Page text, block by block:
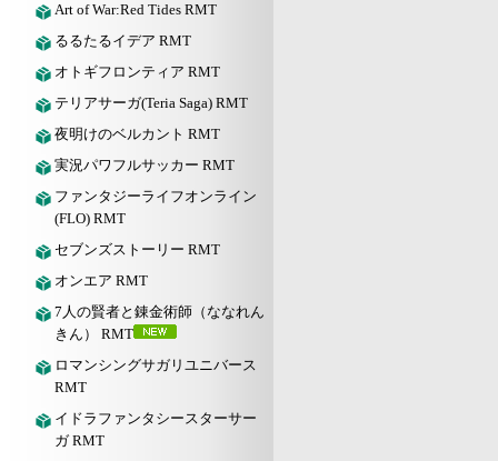
Art of War:Red Tides RMT
るるたるイデア RMT
オトギフロンティア RMT
テリアサーガ(Teria Saga) RMT
夜明けのベルカント RMT
実況パワフルサッカー RMT
ファンタジーライフオンライン
(FLO) RMT
セブンズストーリー RMT
オンエア RMT
7人の賢者と錬金術師（ななれん
きん） RMT
ロマンシングサガリユニバース
RMT
イドラファンタシースターサー
ガ RMT